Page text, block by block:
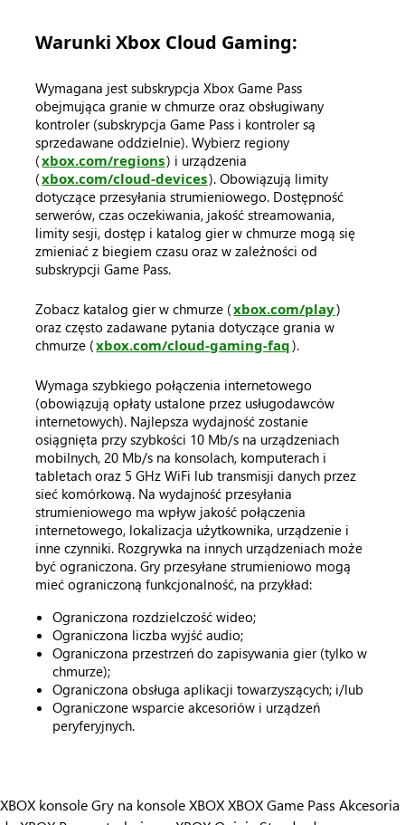
Warunki Xbox Cloud Gaming:
Wymagana jest subskrypcja Xbox Game Pass
obejmująca granie w chmurze oraz obsługiwany
kontroler (subskrypcja Game Pass i kontroler są
sprzedawane oddzielnie). Wybierz regiony
(xbox.com/regions) i urządzenia
(xbox.com/cloud-devices). Obowiązują limity
dotyczące przesyłania strumieniowego. Dostępność
serwerów, czas oczekiwania, jakość streamowania,
limity sesji, dostęp i katalog gier w chmurze mogą się
zmieniać z biegiem czasu oraz w zależności od
subskrypcji Game Pass.
Zobacz katalog gier w chmurze (xbox.com/play)
oraz często zadawane pytania dotyczące grania w
chmurze (xbox.com/cloud-gaming-faq).
Wymaga szybkiego połączenia internetowego
(obowiązują opłaty ustalone przez usługodawców
internetowych). Najlepsza wydajność zostanie
osiągnięta przy szybkości 10 Mb/s na urządzeniach
mobilnych, 20 Mb/s na konsolach, komputerach i
tabletach oraz 5 GHz WiFi lub transmisji danych przez
sieć komórkową. Na wydajność przesyłania
strumieniowego ma wpływ jakość połączenia
internetowego, lokalizacja użytkownika, urządzenie i
inne czynniki. Rozgrywka na innych urządzeniach może
być ograniczona. Gry przesyłane strumieniowo mogą
mieć ograniczoną funkcjonalność, na przykład:
Ograniczona rozdzielczość wideo;
Ograniczona liczba wyjść audio;
Ograniczona przestrzeń do zapisywania gier (tylko w
chmurze);
Ograniczona obsługa aplikacji towarzyszących; i/lub
Ograniczone wsparcie akcesoriów i urządzeń
peryferyjnych.
XBOX konsoleGry na konsole XBOXXBOX Game Pass Akcesoria